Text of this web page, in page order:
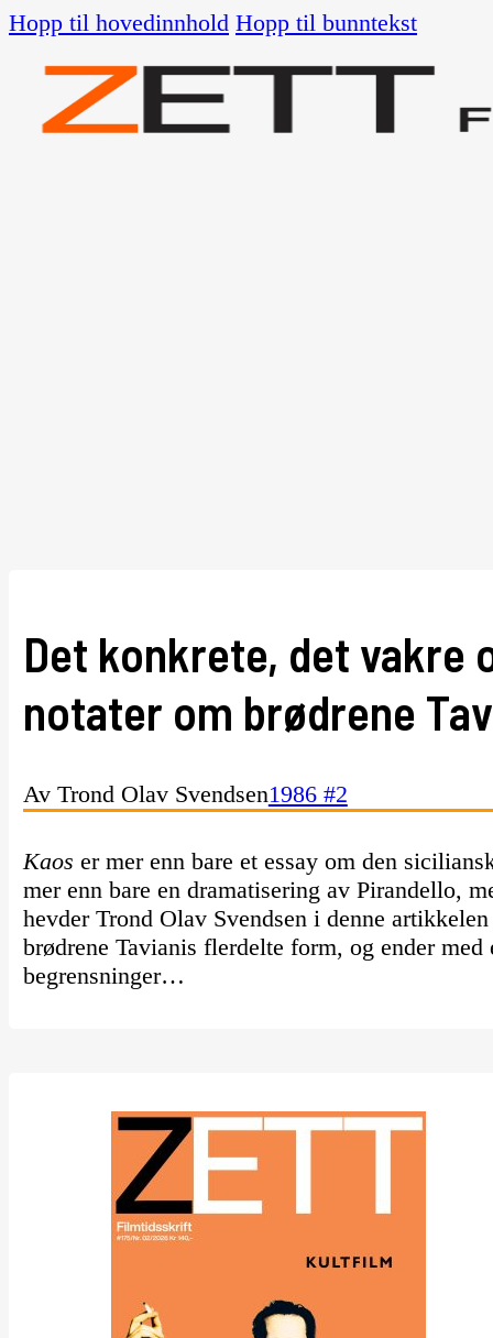
Hopp til hovedinnhold Hopp til bunntekst
Det konkrete, det vakre
notater om brødrene
Av Trond Olav Svendsen1986 #2
Kaos er mer enn bare et essay om den
mer enn bare en dramatisering av Pirandello,
hevder Trond Olav Svendsen i denne
brødrene Tavianis flerdelte form, og ender
begrensninger…